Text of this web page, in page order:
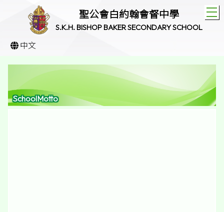
聖公會白約翰會督中學
S.K.H. BISHOP BAKER SECONDARY SCHOOL
中文
SchoolMotto